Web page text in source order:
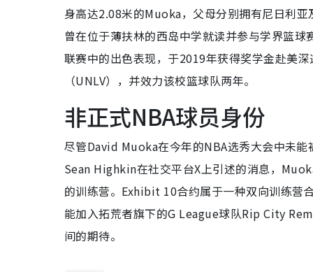
身高达2.08米的Muoka，父母分别拥有尼日利
曾在位于薄扶林的西岛中学就读并参与学界篮
联赛中的出色表现，于2019年获得奖学金赴美
（UNLV），并效力该校篮球队两年。
非正式NBA球员身份
尽管David Muoka在今年的NBA选秀大会中未
Sean Highkin在社交平台X上引述的消息，
的训练营。Exhibit 10合约属于一种双向训练营
能加入拓荒者旗下的G League球队Rip City
间的期待。